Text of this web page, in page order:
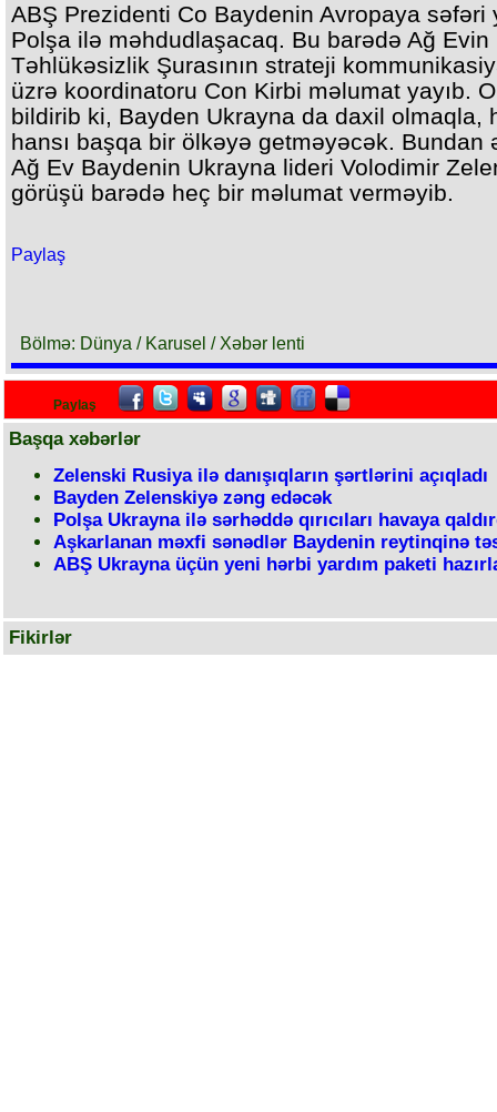
ABŞ Prezidenti Co Baydenin Avropaya səfəri
Polşa ilə məhdudlaşacaq. Bu barədə Ağ Evin
Təhlükəsizlik Şurasının strateji
üzrə koordinatoru Con Kirbi məlumat yayıb. O
bildirib ki, Bayden Ukrayna da daxil olmaqla,
hansı başqa bir ölkəyə getməyəcək. Bundan
Ağ Ev Baydenin Ukrayna lideri Volodimir
görüşü barədə heç bir məlumat verməyib.
Paylaş
Bölmə: Dünya / Karusel / Xəbər lenti
Paylaş
Başqa xəbərlər
Zelenski Rusiya ilə danışıqların şərtlərini açıqladı
Bayden Zelenskiyə zəng edəcək
Polşa Ukrayna ilə sərhəddə qırıcıları havaya
Aşkarlanan məxfi sənədlər Baydenin reytinqinə
ABŞ Ukrayna üçün yeni hərbi yardım paketi
Fikirlər